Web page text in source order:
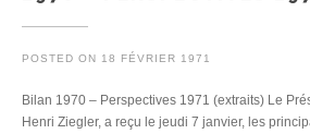
POSTED ON 18 FÉVRIER 1971
Bilan 1970 – Perspectives 1971 (extraits) Le
Henri Ziegler, a reçu le jeudi 7 janvier, les